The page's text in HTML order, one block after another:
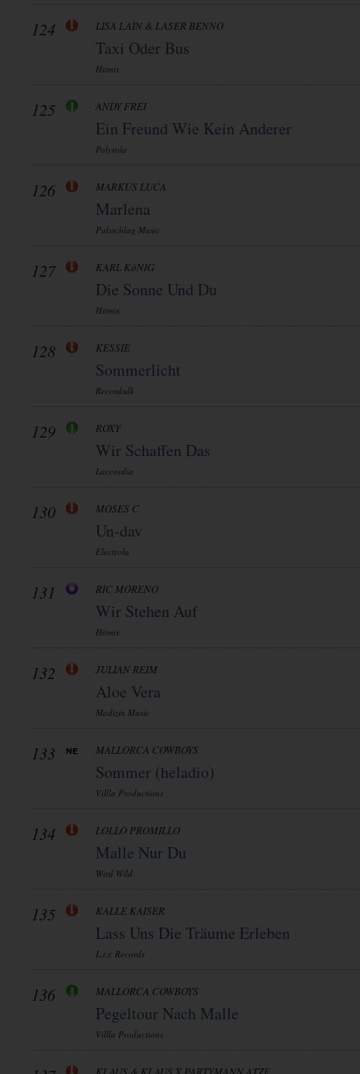
124 LISA LAIN & LASER BENNO
Taxi Oder Bus
Hitmix
125 ANDY FREI
Ein Freund Wie Kein Anderer
Polyrola
126 MARKUS LUCA
Marlena
Pulsschlag Music
127 KARL KöNIG
Die Sonne Und Du
Hitmix
128 KESSIE
Sommerlicht
Recordsdk
129 ROXY
Wir Schaffen Das
Laccordia
130 MOSES C
Un-dav
Electrola
131 RIC MORENO
Wir Stehen Auf
Hitmix
132 JULIAN REIM
Aloe Vera
Madizin Music
133 MALLORCA COWBOYS
Sommer (heladio)
Villla Productions
134 LOLLO PROMILLO
Malle Nur Du
Wird Wild
135 KALLE KAISER
Lass Uns Die Träume Erleben
L.t.r. Records
136 MALLORCA COWBOYS
Pegeltour Nach Malle
Villla Productions